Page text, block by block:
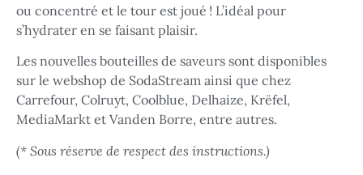
ou concentré et le tour est joué ! L’idéal pour
s’hydrater en se faisant plaisir.
Les nouvelles bouteilles de saveurs sont disponibles
sur le webshop de SodaStream ainsi que chez
Carrefour, Colruyt, Coolblue, Delhaize, Krëfel,
MediaMarkt et Vanden Borre, entre autres.
(* Sous réserve de respect des instructions.)